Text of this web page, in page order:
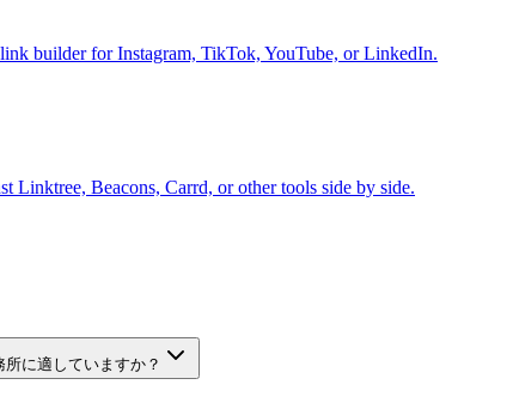
builder for Instagram, TikTok, YouTube, or LinkedIn.
Linktree, Beacons, Carrd, or other tools side by side.
に適していますか？